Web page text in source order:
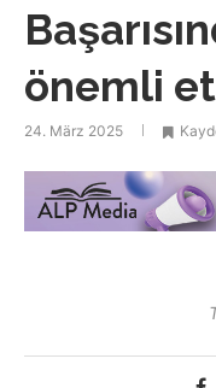
önemli
24. März 2025